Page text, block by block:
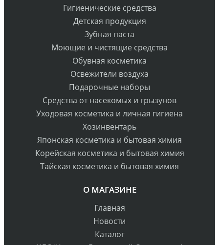
Гигиенические средства
Детская продукция
Зубная паста
Моющие и чистящие средства
Обувная косметика
Освежители воздуха
Подарочные наборы
Средства от насекомых и грызунов
Уходовая косметика и личная гигиена
Хозинвентарь
Японская косметика и бытовая химия
Корейская косметика и бытовая химия
Тайская косметика и бытовая химия
О МАГАЗИНЕ
Главная
Новости
Каталог